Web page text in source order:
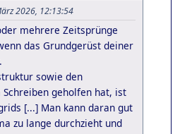
2026, 12:13:54
mehrere Zeitsprünge
das Grundgerüst deiner
sowie den
geholfen hat, ist
[...] Man kann daran gut
zu lange durchzieht und